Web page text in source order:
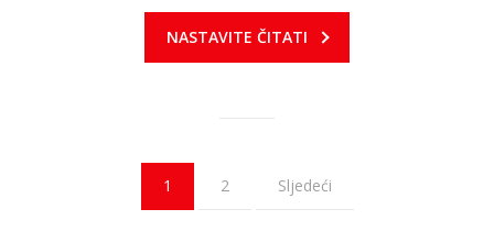
NASTAVITE ČITATI
1 2 Sljedeći